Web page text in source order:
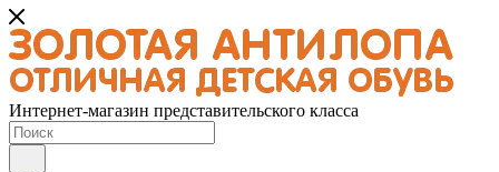
Интернет-магазин представительского класса